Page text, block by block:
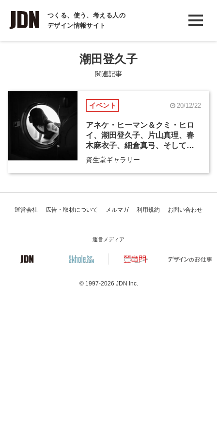
つくる、使う、考える人の
デザイン情報サイト
INTERVIEW
インタビュー
COLUMN
コラム
潮田登久子
関連記事
イベント 20/12/22
アネケ・ヒーマン＆クミ・ヒロ
イ、潮田登久子、片山真理、春
木麻衣子、細倉真弓、そして、
あなたの視点
資生堂ギャラリー
運営会社 広告・取材について メルマガ 利用規約 お問い合わせ
運営メディア
© 1997-2026 JDN Inc.